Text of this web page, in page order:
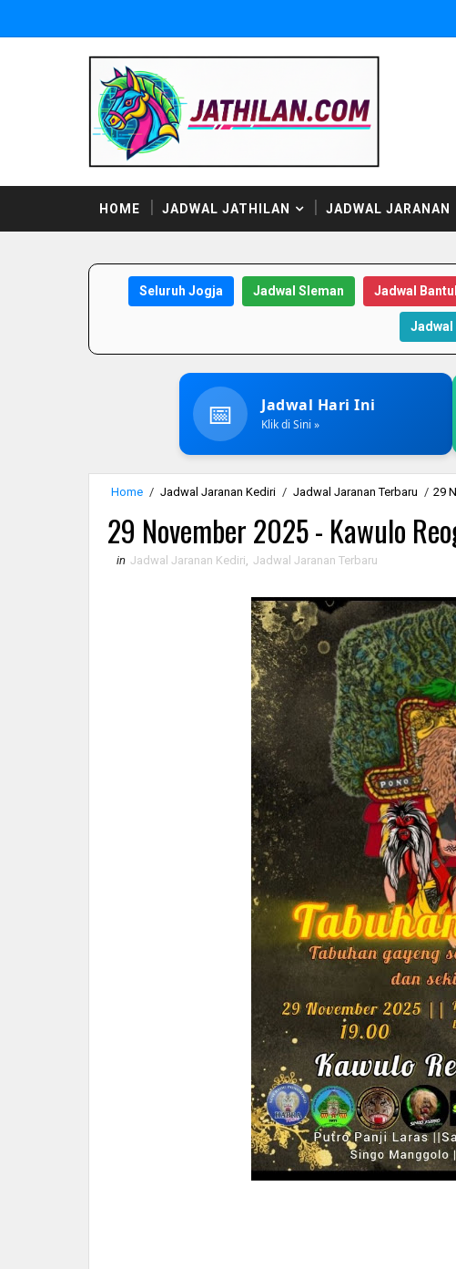
HOME JADWAL JATHILAN JADWAL JARANAN
Seluruh Jogja Jadwal Sleman Jadwal Bantul
Jadwal
📅 Jadwal Hari Ini
Klik di Sini »
Home / Jadwal Jaranan Kediri / Jadwal Jaranan Terbaru / 29
29 November 2025 - Kawulo
in Jadwal Jaranan Kediri Jadwal Jaranan Terbaru